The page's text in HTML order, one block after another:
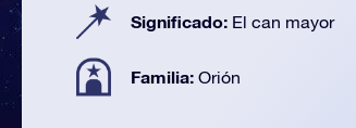
Significado: El can mayor
Familia: Orión